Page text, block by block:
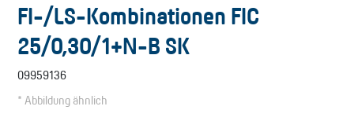
FI-/LS-Kombinationen FIC
25/0,30/1+N-B SK
09959136
* Abbildung ähnlich